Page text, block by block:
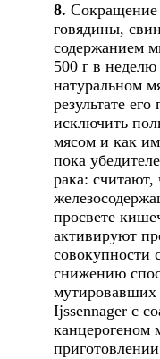
8. Сокращение
говядины,
содержанием
500 г в
натуральном
результате
исключить
мясом и как
пока
рака:
просвете
активируют
совокупности
снижению
мутировавших
Ijssennager с
канцерогеном